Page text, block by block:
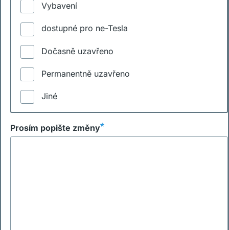
Vybavení
dostupné pro ne-Tesla
Dočasně uzavřeno
Permanentně uzavřeno
Jiné
Prosím popište změny